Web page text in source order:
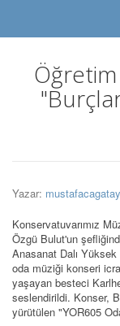
Yazar:
Konservatuvarımız
Özgü Bulut'un
Anasanat Dalı
oda müziği konseri
yaşayan besteci
seslendirildi. Konser,
yürütülen "YOR605